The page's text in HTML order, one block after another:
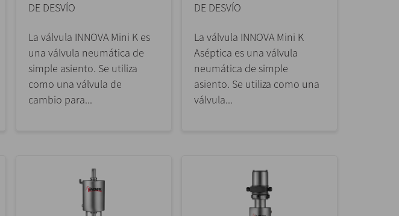
DE DESVÍO
La válvula INNOVA Mini K es
una válvula neumática de
simple asiento. Se utiliza
como una válvula de
cambio para...
DE DESVÍO
La válvula INNOVA Mini K
Aséptica es una válvula
neumática de simple
asiento. Se utiliza como una
válvula...